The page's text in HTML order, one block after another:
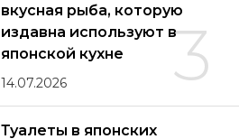
3
вкусная рыба, которую
издавна используют в
японской кухне
14.07.2026
Туалеты в японских